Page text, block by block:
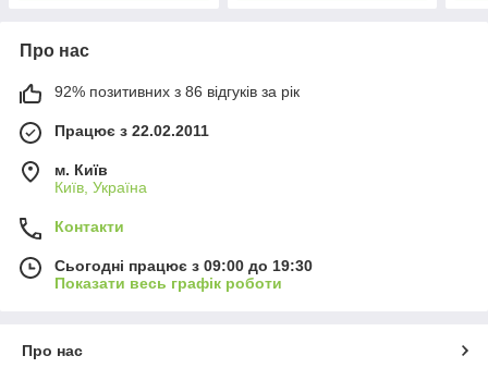
Про нас
92% позитивних з 86 відгуків за рік
Працює з 22.02.2011
м. Київ
Київ, Україна
Контакти
Сьогодні працює з 09:00 до 19:30
Показати весь графік роботи
Про нас